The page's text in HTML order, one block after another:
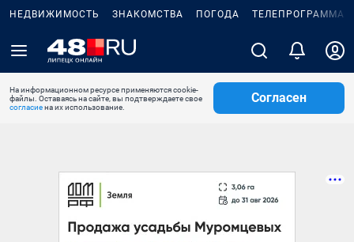
НЕДВИЖИМОСТЬ ЗНАКОМСТВА ПОГОДА ТЕЛЕПРОГРАММА
На информационном ресурсе применяются cookie-
файлы. Оставаясь на сайте, вы подтверждаете свое
согласиена их использование.
Согласен